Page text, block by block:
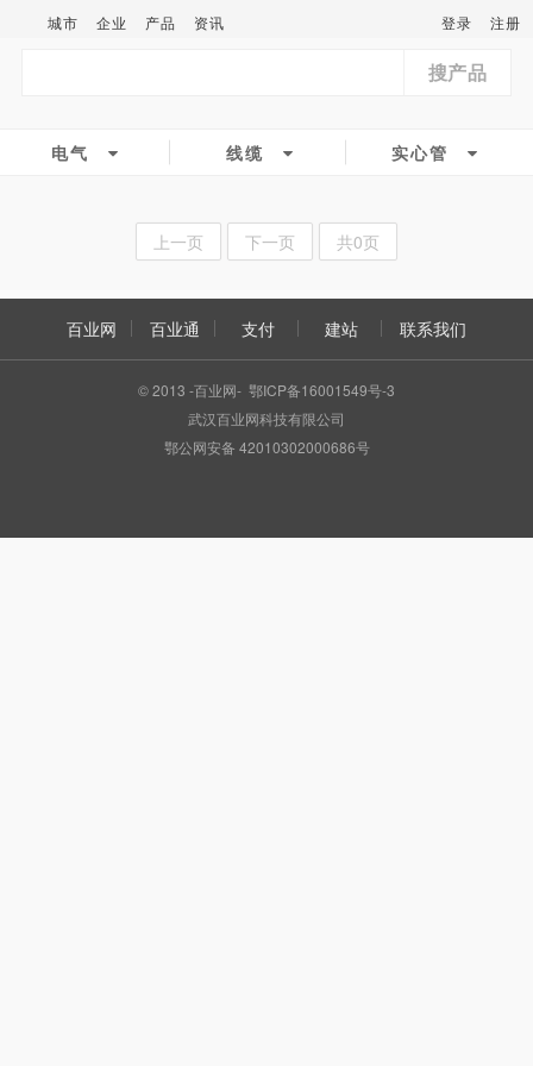
城市 企业 产品 资讯 登录 注册
搜产品
电气 线缆 实心管
上一页 下一页 共0页
百业网 百业通 支付 建站 联系我们
© 2013 -百业网- 鄂ICP备16001549号-3
武汉百业网科技有限公司
鄂公网安备 42010302000686号